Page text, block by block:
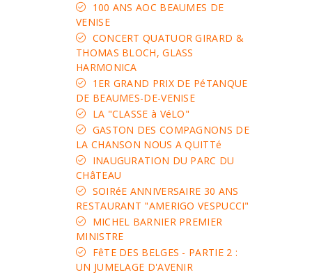
100 ANS AOC BEAUMES DE
VENISE
CONCERT QUATUOR GIRARD &
THOMAS BLOCH, GLASS
HARMONICA
1ER GRAND PRIX DE PéTANQUE
DE BEAUMES-DE-VENISE
LA "CLASSE à VéLO"
GASTON DES COMPAGNONS DE
LA CHANSON NOUS A QUITTé
INAUGURATION DU PARC DU
CHâTEAU
SOIRéE ANNIVERSAIRE 30 ANS
RESTAURANT "AMERIGO VESPUCCI"
MICHEL BARNIER PREMIER
MINISTRE
FêTE DES BELGES - PARTIE 2 :
UN JUMELAGE D'AVENIR